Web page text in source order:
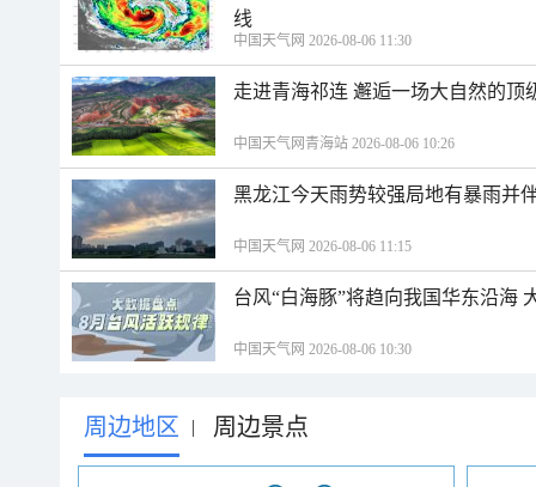
线
中国天气网 2026-08-06 11:30
走进青海祁连 邂逅一场大自然的顶
中国天气网青海站 2026-08-06 10:26
黑龙江今天雨势较强局地有暴雨并
中国天气网 2026-08-06 11:15
台风“白海豚”将趋向我国华东沿海
中国天气网 2026-08-06 10:30
周边地区 | 周边景点